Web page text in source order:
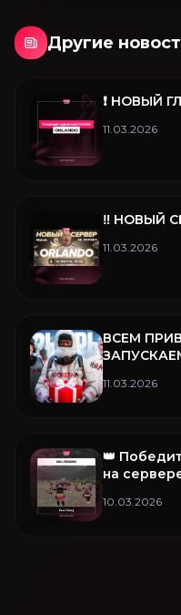
Другие
❗️ НОВЫЙ
11.03.2026
‼️ НОВЫЙ
11.03.2026
ВСЕМ
11.03.2026
👑
на
10.03.2026